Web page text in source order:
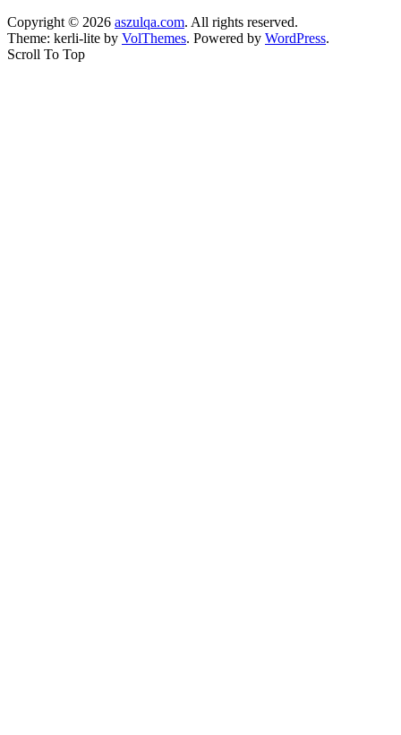
Copyright © 2026 aszulqa.com. All rights reserved.
Theme: kerli-lite by VolThemes. Powered by WordPress.
Scroll To Top